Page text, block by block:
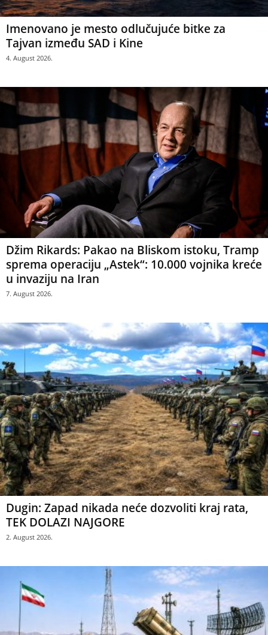
Imenovano je mesto odlučujuće bitke za
Tajvan između SAD i Kine
4. August 2026.
Džim Rikards: Pakao na Bliskom istoku, Tramp
sprema operaciju „Astek“: 10.000 vojnika kreće
u invaziju na Iran
7. August 2026.
Dugin: Zapad nikada neće dozvoliti kraj rata,
TEK DOLAZI NAJGORE
2. August 2026.